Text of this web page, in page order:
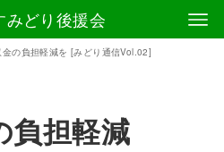
みどり後援会
金の負担軽減を [みどり通信Vol.02]
負担軽減